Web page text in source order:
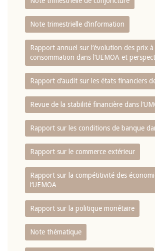
Note trimestrielle d‘information
Rapport annuel sur l‘évolution des prix à
consommation dans l‘UEMOA et
Rapport d‘audit sur les états financiers
Revue de la stabilité financière dans
Rapport sur les conditions de banque
Rapport sur le commerce extérieur
Rapport sur la compétitivité des
l‘UEMOA
Rapport sur la politique monétaire
Note thématique